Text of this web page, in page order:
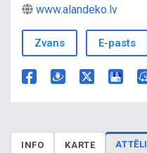
www.alandeko.lv
Zvans E-pasts
INFO KARTE ATTĒLI